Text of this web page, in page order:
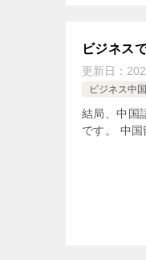
ビジネス
更新日：
ビジネス中
結局、中国
です。 中